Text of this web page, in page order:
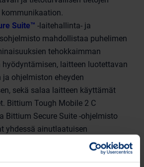
Suite™ -laitehallinta- ja
mahdollistaa puhelimen
tehokkaimman
laitteen luotettavan
ja ohjelmiston eheyden
sekä salaa laitteen käyttämät
Bittium Tough Mobile 2 C
Bittium Secure Suite -ohjelmisto
yhdessä ainutlaatuisen
järjestelmän, jolla voidaan
salattua ja